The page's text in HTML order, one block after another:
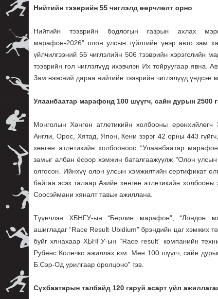
Нийтийн тээврийн 55 чиглэлд өөрчлөлт орно
Нийтийн тээврийн бодлогын газрын ахлах
марафон-2026” олон улсын гүйлтийн үеэр авто зам
үйлчилгээний 55 чиглэлийн 506 тээврийн хэрэгслийн
тээврийн гол чиглэлүүд ихэвчлэн Их тойруугаар явна.
Зам нээсний дараа нийтийн тээврийн чиглэлүүд үндсэн
Улаанбаатар марафонд 100 шүүгч, сайн дурын 2500
Монголын Хөнгөн атлетикийн холбооны
Англи, Орос, Хятад, Япон, Кени зэрэг 42 орны 443
хөнгөн атлетикийн холбооноос “Улаанбаатар
замыг албан ёсоор хэмжин баталгаажуулж “Олон
олгосон. Ийнхүү олон улсын хэмжилтийн сертификат
байгаа эсэх талаар Азийн хөнгөн атлетикийн
Соосэймани хяналт тавьж ажиллана.
Түүнчлэн ХБНГУ-ын “Берлин марафон”, “Лондон
ашигладаг “Race Result Ubidium” брэндийн цаг хэмжих
буйг хянахаар ХБНГУ-ын “Race result” компанийн
Рубенс Колечко ажиллах юм. Мөн 100 шүүгч, сайн
Б.Сэр-Од урилгаар оролцоно” гэв.
Сүхбаатарын талбайд 120 гаруй асарт үйл